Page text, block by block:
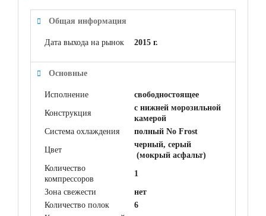
Общая информация
Дата выхода на рынок 2015 г.
Основные
Исполнение свободностоящее
Конструкция
с нижней морозильной
камерой
Система охлаждения
полный No Frost
Цвет
черный, серый
(мокрый асфальт)
Количество
компрессоров
1
Зона свежести
нет
Количество полок
6